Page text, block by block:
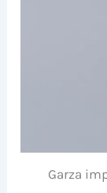
Garza